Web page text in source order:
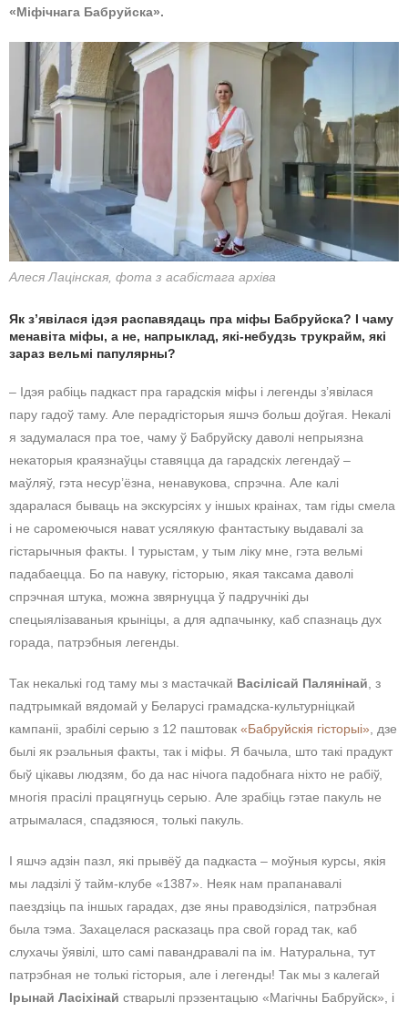
«Міфічнага Бабруйска».
Алеся Лацінская, фота з асабістага архіва
Як з’явілася ідэя распавядаць пра міфы Бабруйска? І чаму
менавіта міфы, а не, напрыклад, які-небудзь трукрайм, які
зараз вельмі папулярны?
– Ідэя рабіць падкаст пра гарадскія міфы і легенды з’явілася
пару гадоў таму. Але перадгісторыя яшчэ больш доўгая. Некалі
я задумалася пра тое, чаму ў Бабруйску даволі непрыязна
некаторыя краязнаўцы ставяцца да гарадскіх легендаў –
маўляў, гэта несур’ёзна, ненавукова, спрэчна. Але калі
здаралася бываць на экскурсіях у іншых краінах, там гіды смела
і не саромеючыся нават усялякую фантастыку выдавалі за
гістарычныя факты. І турыстам, у тым ліку мне, гэта вельмі
падабаецца. Бо па навуку, гісторыю, якая таксама даволі
спрэчная штука, можна звярнуцца ў падручнікі ды
спецыялізаваныя крыніцы, а для адпачынку, каб спазнаць дух
горада, патрэбныя легенды.
Так некалькі год таму мы з мастачкай Васілісай Палянінай, з
падтрымкай вядомай у Беларусі грамадска-культурніцкай
кампаніі, зрабілі серыю з 12 паштовак «Бабруйскія гісторыі», дзе
былі як рэальныя факты, так і міфы. Я бачыла, што такі прадукт
быў цікавы людзям, бо да нас нічога падобнага ніхто не рабіў,
многія прасілі працягнуць серыю. Але зрабіць гэтае пакуль не
атрымалася, спадзяюся, толькі пакуль.
І яшчэ адзін пазл, які прывёў да падкаста – моўныя курсы, якія
мы ладзілі ў тайм-клубе «1387». Неяк нам прапанавалі
паездзіць па іншых гарадах, дзе яны праводзіліся, патрэбная
была тэма. Захацелася расказаць пра свой горад так, каб
слухачы ўявілі, што самі павандравалі па ім. Натуральна, тут
патрэбная не толькі гісторыя, але і легенды! Так мы з калегай
Ірынай Ласіхінай стварылі прэзентацыю «Магічны Бабруйск», і